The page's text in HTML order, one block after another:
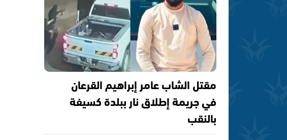
مقتل الشاب عامر إبراهيم القرعان
في جريمة إطلاق نار ببلدة كسيفة
بالنقب